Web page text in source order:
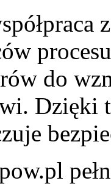
do
Dzięki